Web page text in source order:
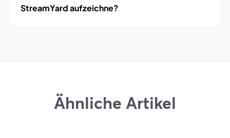
StreamYard aufzeichne?
Ähnliche Artikel